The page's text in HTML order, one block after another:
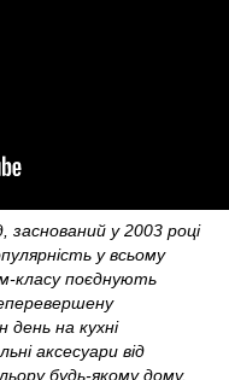
заснований у 2003 році
у всьому
поєднують
на кухні
аксесуари від
будь‑якому дому,